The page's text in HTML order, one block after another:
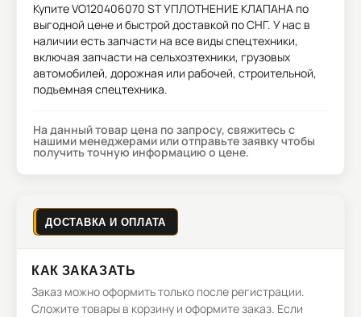
КупитеVO120406070 ST УПЛОТНЕНИЕ КЛАПАНА по
выгодной цене и быстрой доставкой по СНГ. У нас в
наличии есть запчасти на все виды спецтехники,
включая запчасти на сельхозтехники, грузовых
автомобилей, дорожная или рабочей, строительной,
подъемная спецтехника.
На данный товар цена по запросу, свяжитесь с
нашими менеджерами или отправьте заявку чтобы
получить точную информацию о цене.
ДОСТАВКА И ОПЛАТА
КАК ЗАКАЗАТЬ
Заказ можно оформить только после регистрации.
Сложите товары в корзину и оформите заказ. Если